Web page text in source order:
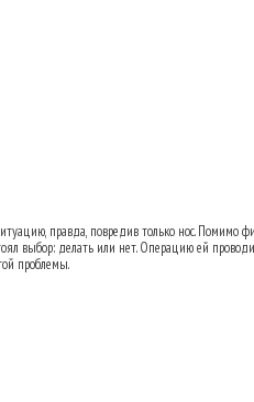
правда, повредив только нос. Помимо
выбор: делать или нет. Операцию ей
проблемы.